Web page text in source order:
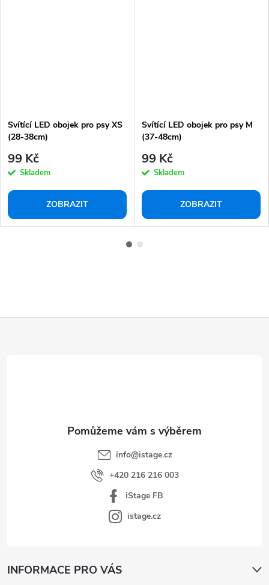
Svítící LED obojek pro psy XS
(28-38cm)
99 Kč
Skladem
ZOBRAZIT
Svítící LED obojek pro psy M
(37-48cm)
99 Kč
Skladem
ZOBRAZIT
info@istage.cz
+420 216 216 003
iStage FB
istage.cz
INFORMACE PRO VÁS